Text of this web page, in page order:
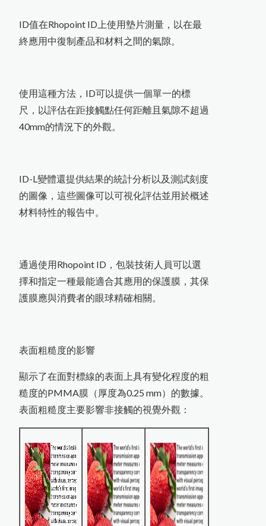
ID值在Rhopoint ID上使用墊片測量，以在最
終應用中復制產品和材料之間的氣隙。
使用這種方法，ID可以提供一個單一的標
尺，以評估在距接觸點任何距離且氣隙不超過
40mm的情況下的外觀。
ID-L變體還提供結果的統計分析以及測試刻度
的圖像，這些圖像可以可視化評估並用於概述
材料特性的報告中。
通過使用Rhopoint ID，包裝技術人員可以選
擇和指定一種最能適合其應用的保護膜，其保
護膜應與消費者的眼球精確相關。
表面粗糙度的影響
顯示了在面對標線的表面上具有變化程度的粗
糙度的PMMA膜（厚度為0.25 mm）的數據。
表面粗糙度主要影響非接觸的視覺外觀：